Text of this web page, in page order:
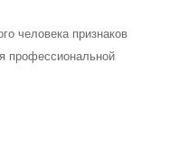
человека признаков
профессиональной